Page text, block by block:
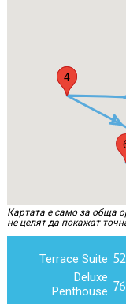
3
4
Картата е само за обща
не целят да покажат
Terrace Suite
Deluxe
Penthouse